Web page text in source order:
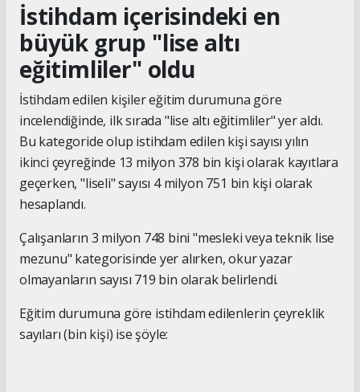
İstihdam içerisindeki en
büyük grup "lise altı
eğitimliler" oldu
İstihdam edilen kişiler eğitim durumuna göre
incelendiğinde, ilk sırada "lise altı eğitimliler" yer aldı.
Bu kategoride olup istihdam edilen kişi sayısı yılın
ikinci çeyreğinde 13 milyon 378 bin kişi olarak kayıtlara
geçerken, "liseli" sayısı 4 milyon 751 bin kişi olarak
hesaplandı.
Çalışanların 3 milyon 748 bini "mesleki veya teknik lise
mezunu" kategorisinde yer alırken, okur yazar
olmayanların sayısı 719 bin olarak belirlendi.
Eğitim durumuna göre istihdam edilenlerin çeyreklik
sayıları (bin kişi) ise şöyle: